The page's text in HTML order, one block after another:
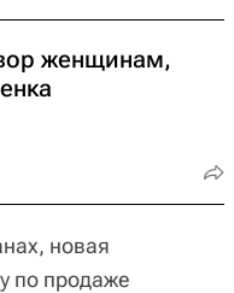
женщинам,
новая
по продаже